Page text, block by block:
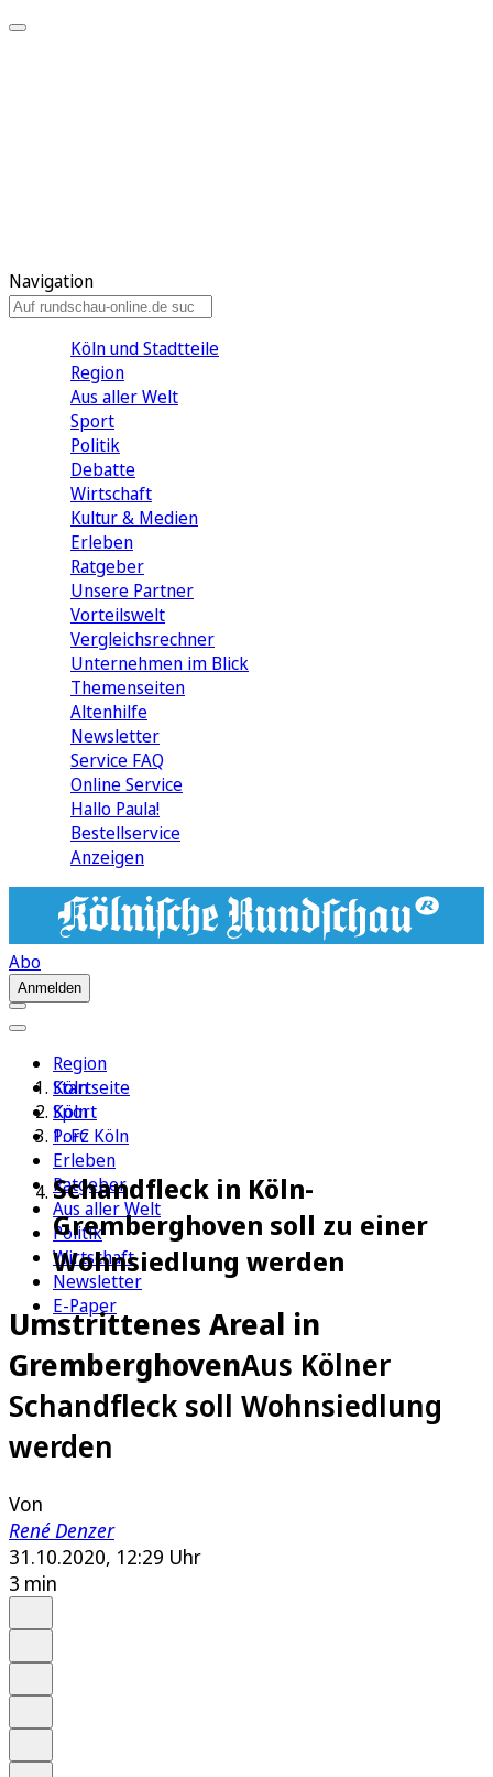
Navigation
Köln und Stadtteile
Region
Aus aller Welt
Sport
Politik
Debatte
Wirtschaft
Kultur & Medien
Erleben
Ratgeber
Unsere Partner
Vorteilswelt
Vergleichsrechner
Unternehmen im Blick
Themenseiten
Altenhilfe
Newsletter
Service FAQ
Online Service
Hallo Paula!
Bestellservice
Anzeigen
Abo
Anmelden
Region
Köln
Sport
1. FC Köln
Erleben
Ratgeber
Aus aller Welt
Politik
Wirtschaft
Newsletter
E-Paper
Startseite
Köln
Porz
Schandfleck in Köln-
Gremberghoven soll zu einer
Wohnsiedlung werden
Umstrittenes Areal in
GremberghovenAus Kölner
Schandfleck soll Wohnsiedlung
werden
Von
René Denzer
31.10.2020, 12:29 Uhr
3 min